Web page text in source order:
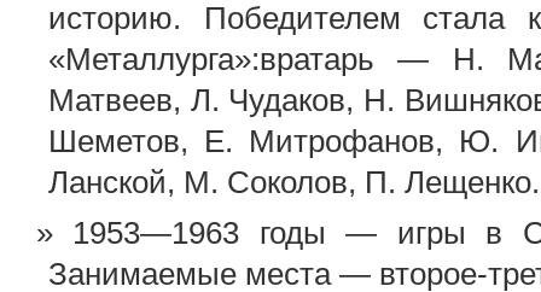
историю. Победителем стала
«Металлурга»:вратарь — Н.
Матвеев, Л. Чудаков, Н.
Шеметов, Е. Митрофанов, Ю.
Ланской, М. Соколов, П. Лещенко.
1953—1963 годы — игры в
Занимаемые места — второе-